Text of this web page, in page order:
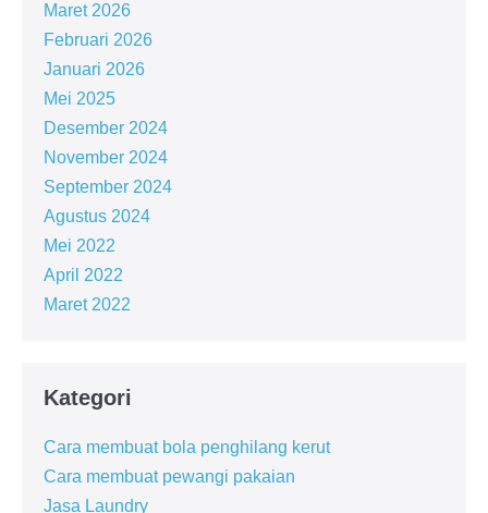
Maret 2026
Februari 2026
Januari 2026
Mei 2025
Desember 2024
November 2024
September 2024
Agustus 2024
Mei 2022
April 2022
Maret 2022
Kategori
Cara membuat bola penghilang kerut
Cara membuat pewangi pakaian
Jasa Laundry